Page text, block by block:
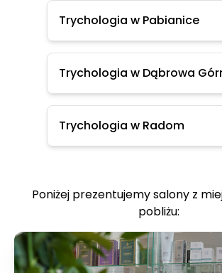
Trychologia w Pabianice
Trychologia w Dąbrowa
Trychologia w Radom
Poniżej prezentujemy salony z
pobliżu: